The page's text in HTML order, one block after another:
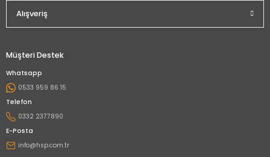
Alışveriş
Müşteri Destek
Whatsapp
0533 959 86 15
Telefon
0332 2377890
E-Posta
info@hsp.com.tr